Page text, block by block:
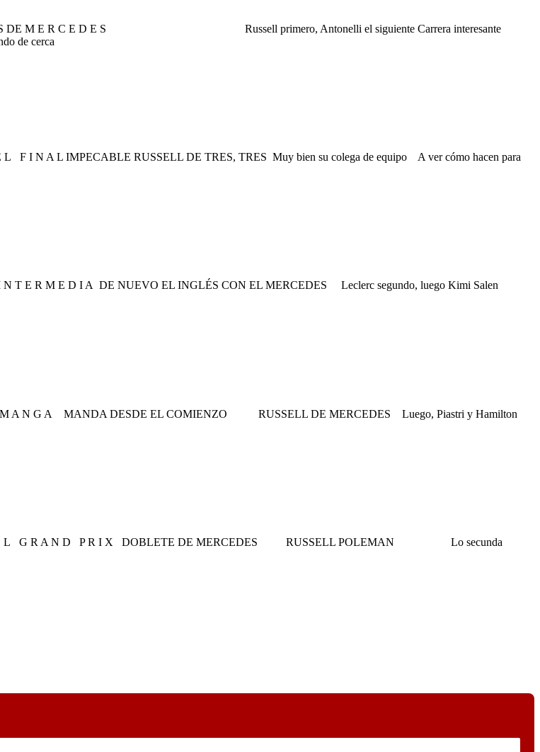
DOS DE M E R C E D E S Russell primero, Antonelli el siguiente Carrera interesante
de cerca
IMPECABLE RUSSELL DE TRES, TRES Muy bien su colega de equipo A ver cómo hacen para
D I A DE NUEVO EL INGLÉS CON EL MERCEDES Leclerc segundo, luego Kimi Salen
A MANDA DESDE EL COMIENZO RUSSELL DE MERCEDES Luego, Piastri y Hamilton
R A N D P R I X DOBLETE DE MERCEDES RUSSELL POLEMAN Lo secunda